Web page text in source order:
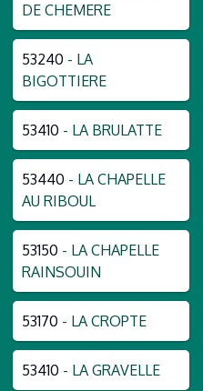
DE CHEMERE
53240 - LA
BIGOTTIERE
53410 - LA BRULATTE
53440 - LA CHAPELLE
AU RIBOUL
53150 - LA CHAPELLE
RAINSOUIN
53170 - LA CROPTE
53410 - LA GRAVELLE